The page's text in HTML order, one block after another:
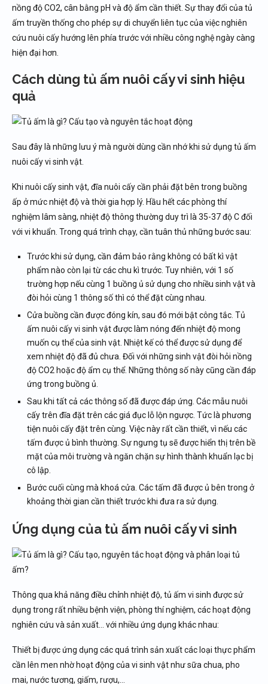
nồng độ CO2, cân bằng pH và độ ẩm cần thiết. Sự thay đổi của tủ
ấm truyền thống cho phép sự di chuyển liên tục của việc nghiên
cứu nuôi cấy hướng lên phía trước với nhiều công nghệ ngày càng
hiện đại hơn.
Cách dùng tủ ấm nuôi cấy vi sinh hiệu
quả
Sau đây là những lưu ý mà người dùng cần nhớ khi sử dụng tủ ấm
nuôi cấy vi sinh vật.
Khi nuôi cấy sinh vật, đĩa nuôi cấy cần phải đặt bên trong buồng
ấp ở mức nhiệt độ và thời gia hợp lý. Hầu hết các phòng thí
nghiệm lâm sàng, nhiệt độ thông thường duy trì là 35-37 độ C đối
với vi khuẩn. Trong quá trình chạy, cần tuân thủ những bước sau:
Trước khi sử dụng, cần đảm bảo rằng không có bất kì vật
phẩm nào còn lại từ các chu kì trước. Tuy nhiên, với 1 số
trường hợp nếu cùng 1 buồng ủ sử dụng cho nhiều sinh vật và
đòi hỏi cùng 1 thông số thì có thể đặt cùng nhau.
Cửa buồng cần được đóng kín, sau đó mới bật công tắc. Tủ
ấm nuôi cấy vi sinh vật được làm nóng đến nhiệt độ mong
muốn cụ thể của sinh vật. Nhiệt kế có thể được sử dụng để
xem nhiệt độ đã đủ chưa. Đối với những sinh vật đòi hỏi nồng
độ CO2 hoặc độ ẩm cụ thể. Những thông số này cũng cần đáp
ứng trong buồng ủ.
Sau khi tất cả các thông số đã được đáp ứng. Các mẫu nuôi
cấy trên đĩa đặt trên các giá đục lỗ lộn ngược. Tức là phương
tiện nuôi cấy đặt trên cùng. Việc này rất cần thiết, vì nếu các
tấm được ủ bình thường. Sự ngưng tụ sẽ được hiển thị trên bề
mặt của môi trường và ngăn chặn sự hình thành khuẩn lạc bị
cô lập.
Bước cuối cùng mà khoá cửa. Các tấm đã được ủ bên trong ở
khoảng thời gian cần thiết trước khi đưa ra sử dụng.
Ứng dụng của tủ ấm nuôi cấy vi sinh
Thông qua khả năng điều chỉnh nhiệt độ, tủ ấm vi sinh được sử
dụng trong rất nhiều bệnh viện, phòng thí nghiệm, các hoạt động
nghiên cứu và sản xuất… với nhiều ứng dụng khác nhau:
Thiết bị được ứng dụng các quá trình sản xuất các loại thực phẩm
cần lên men nhờ hoạt động của vi sinh vật như sữa chua, pho
mai, nước tương, giấm, rượu,…